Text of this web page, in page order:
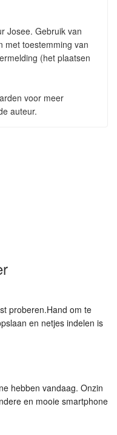
Josee. Gebruik van
met toestemming van
(het plaatsen
voor meer
auteur.
proberen.Hand om te
en netjes indelen is
hebben vandaag. Onzin
en mooie smartphone